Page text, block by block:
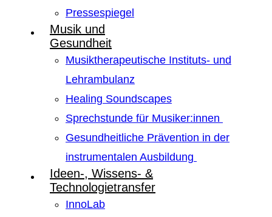
Pressespiegel
Musik und
Gesundheit
Musiktherapeutische Instituts- und
Lehrambulanz
Healing Soundscapes
Sprechstunde für Musiker:innen
Gesundheitliche Prävention in der
instrumentalen Ausbildung
Ideen-, Wissens- &
Technologietransfer
InnoLab